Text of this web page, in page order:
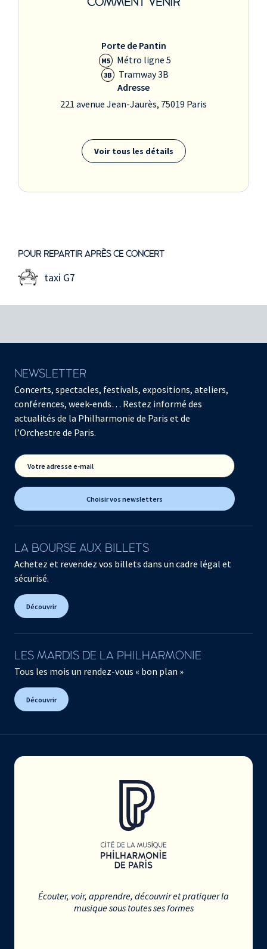
Porte de Pantin
M5 Métro ligne 5
3B
Tramway 3B
Adresse
221 avenue Jean-Jaurès, 75019 Paris
Voir tous les détails
POUR REPARTIR APRÈS CE CONCERT
taxi G7
NEWSLETTER
Concerts, spectacles, festivals, expositions, ateliers,
conférences, week-ends… Restez informé des
actualités de la Philharmonie de Paris et de
l’Orchestre de Paris.
Votre adresse e-mail
Choisir vos newsletters
LA BOURSE AUX BILLETS
Achetez et revendez vos billets dans un cadre légal et
sécurisé.
Découvrir
LES MARDIS DE LA PHILHARMONIE
Tous les mois un rendez-vous « bon plan »
Découvrir
Écouter, voir, apprendre, découvrir et pratiquer la
musique sous toutes ses formes